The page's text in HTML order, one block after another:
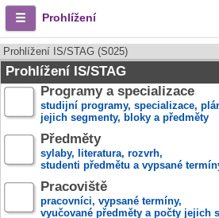
Prohlížení
Prohlížení IS/STAG (S025)
Prohlížení IS/STAG
Programy a specializace
studijní programy, specializace,
jejich segmenty, bloky a předměty
Předměty
sylaby, literatura, rozvrh,
studenti předmětu a vypsané
Pracoviště
pracovníci, vypsané termíny,
vyučované předměty a počty jejich